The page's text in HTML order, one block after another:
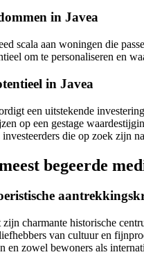
in Javea
scala aan woningen die
om te personaliseren en
in Javea
een uitstekende
op een gestage
die op zoek zijn
begeerde
charmante historische
van cultuur en
en zowel bewoners als